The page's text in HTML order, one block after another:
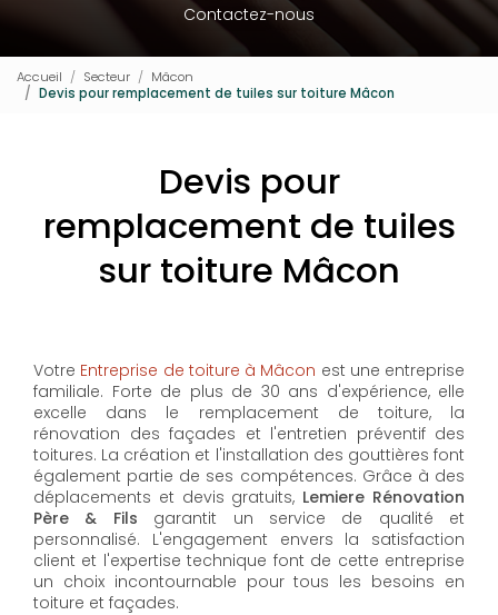
Contactez-nous
Accueil Secteur
Mâcon
Devis pour remplacement de tuiles sur toiture Mâcon
Devis pour
remplacement de tuiles
sur toiture Mâcon
Votre Entreprise de toiture à Mâcon est une entreprise
familiale. Forte de plus de 30 ans d'expérience, elle
excelle dans le remplacement de toiture, la
rénovation des façades et l'entretien préventif des
toitures. La création et l'installation des gouttières font
également partie de ses compétences. Grâce à des
déplacements et devis gratuits, Lemiere Rénovation
Père & Fils garantit un service de qualité et
personnalisé. L'engagement envers la satisfaction
client et l'expertise technique font de cette entreprise
un choix incontournable pour tous les besoins en
toiture et façades.